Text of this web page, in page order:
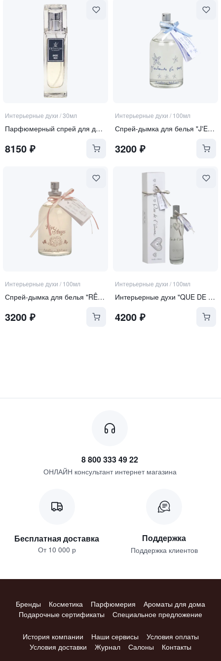
Интерьерные духи /30мл
Парфюмерный спрей для дома "Ambre Noir"
8150 ₽
Интерьерные духи / 100мл
Спрей-дымка для белья "J'ENTENDS LA MER SENTEURS" | "Я СЛЫШУ АРОМАТ МОРЯ"
3200₽
Интерьерные духи / 100мл
Спрей-дымка для белья "RÊVE D'ANGES" | "МЕЧТА АНГЕЛА"
3200 ₽
Интерьерные духи / 100мл
Интерьерные духи "QUE DE L'AMOUR" | "ТОЛЬКО ЛЮБОВЬ"
4200₽
8 800 333 49 22
ОНЛАЙН консультант интернет магазина
Бесплатная доставка
От 10 000 р
Поддержка
Поддержка клиентов
Бренды Косметика Парфюмерия
Ароматы для дома
Подарочные сертификаты
Специальное предложение
История компании Наши сервисы
Условия оплаты
Условия доставки
Журнал Салоны Контакты